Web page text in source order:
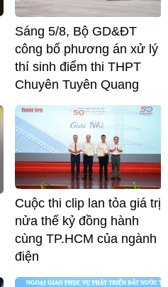
Sáng 5/8, Bộ GD&ĐT
công bố phương án xử lý
thí sinh điểm thi THPT
Chuyên Tuyên Quang
Cuộc thi clip lan tỏa giá trị
nửa thế kỷ đồng hành
cùng TP.HCM của ngành
điện